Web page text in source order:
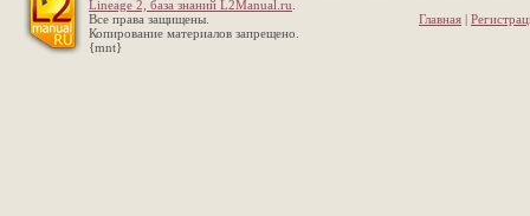
Lineage 2, база знаний L2Manual.ru
Все права защищены.
Копирование материалов запрещено.
{mnt}
Главная |